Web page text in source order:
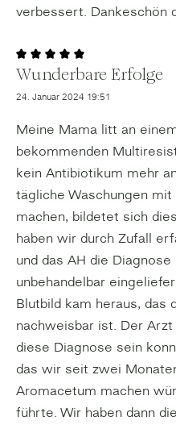
verbessert. Dankeschön
24. Januar 2024 19:51
Bewertung mit 5 von 5
Wunderbare Erfolge
Meine Mama litt an
bekommenden
kein Antibiotikum mehr
tägliche Waschungen
machen, bildetet sich
haben wir durch Zufall
und das AH die
unbehandelbar
Blutbild kam heraus, das
nachweisbar ist. Der
diese Diagnose sein
das wir seit zwei
Aromacetum machen
führte. Wir haben dann